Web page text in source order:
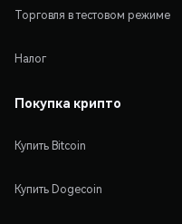
Торговля в тестовом режиме
Налог
Покупка крипто
Купить Bitcoin
Купить Dogecoin